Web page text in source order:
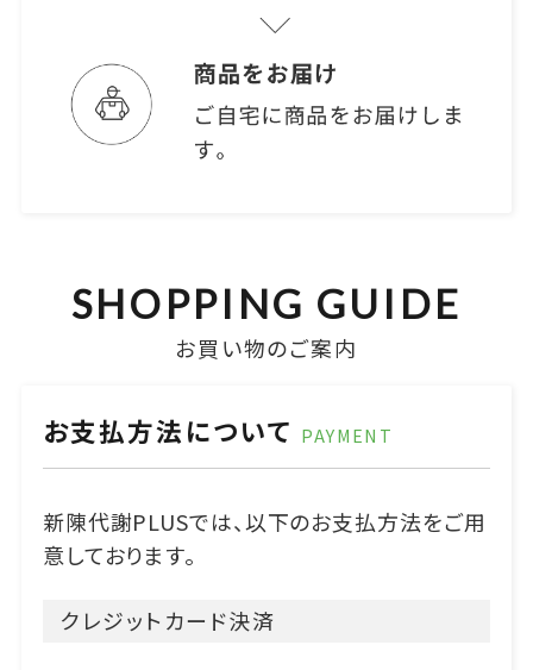
SHOPPING GUIDE
お買い物のご案内
お支払方法について PAYMENT
新陳代謝PLUSでは、以下のお支払方法をご用
意しております。
クレジットカード決済